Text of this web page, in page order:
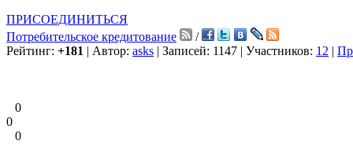
ПРИСОЕДИНИТЬСЯ
Потребительское кредитование
/
Рейтинг: +181 | Автор: asks | Записей: 1147 | Участников: 12 |
0
0
0